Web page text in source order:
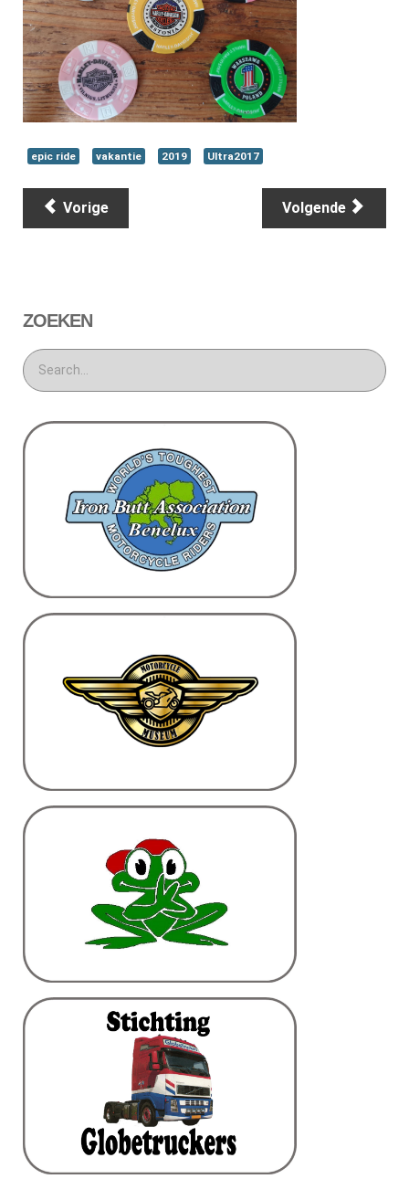
epic ride vakantie 2019 Ultra2017
Vorige Volgende
ZOEKEN